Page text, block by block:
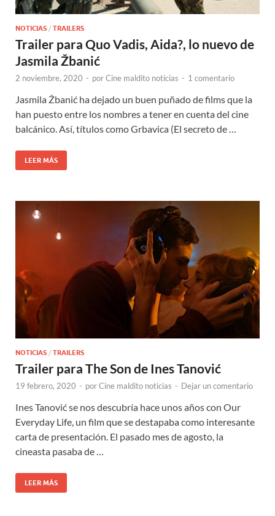
NOTICIAS / TRAILERS
Trailer para Quo Vadis, Aida?, lo nuevo de
Jasmila Žbanić
2 noviembre, 2020 - porCine maldito noticias - 1 comentario
Jasmila Žbanić ha dejado un buen puñado de films que la
han puesto entre los nombres a tener en cuenta del cine
balcánico. Así, títulos como Grbavica (El secreto de …
LEER MÁS
NOTICIAS / TRAILERS
Trailer para The Son de Ines Tanović
19 febrero, 2020 - porCine maldito noticias - Dejar un comentario
Ines Tanović se nos descubría hace unos años con Our
Everyday Life, un film que se destapaba como interesante
carta de presentación. El pasado mes de agosto, la
cineasta pasaba de …
LEER MÁS